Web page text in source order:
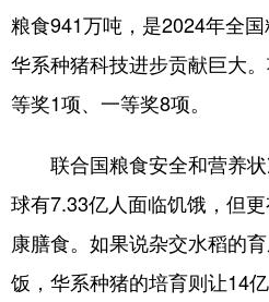
粮食941万吨，是2024年全
华系种猪科技进步贡献巨大
等奖1项、一等奖8项。
联合国粮食安全和营养状
球有7.33亿人面临饥饿，但
康膳食。如果说杂交水稻的
饭，华系种猪的培育则让14